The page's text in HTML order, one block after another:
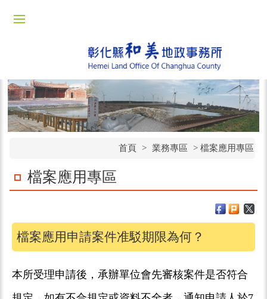
首頁 > 業務專區 > 檔案應用專區
檔案應用專區
檔案應用申請案件准駁期限為何？
本所受理申請後，承辦單位會先審核案件是否符合